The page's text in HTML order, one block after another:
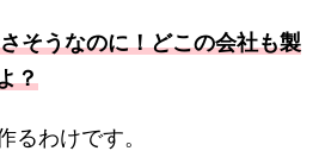
そうなのに！どこの会社も製
？
るわけです。